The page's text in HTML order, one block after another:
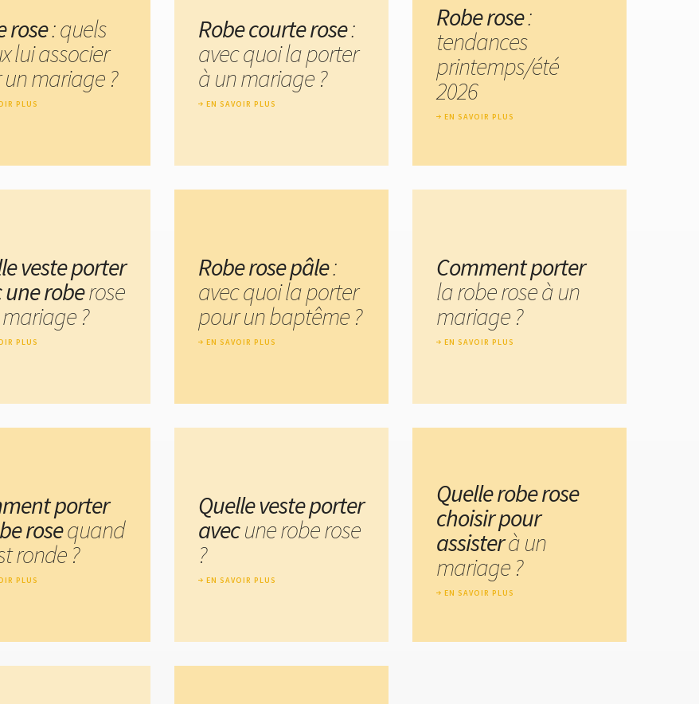
rose: quels
lui associer
mariage ?
PLUS
Robe courte rose:
avec quoi la porter
à un mariage ?
EN SAVOIR PLUS
Robe rose:
tendances
printemps/été
2026
EN SAVOIR PLUS
veste porter
une roberose
?
PLUS
Robe rose pâle:
avec quoi la porter
pour un baptême ?
EN SAVOIR PLUS
Comment porter
la robe rose à un
mariage ?
EN SAVOIR PLUS
porter
rosequand
ronde ?
PLUS
Quelle veste porter
avecune robe rose
?
EN SAVOIR PLUS
Quelle robe rose
choisir pour
assisterà un
mariage ?
EN SAVOIR PLUS